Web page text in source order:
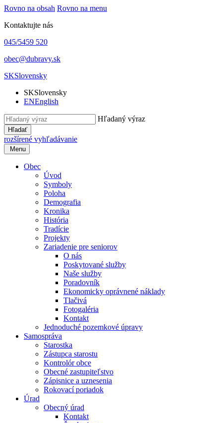
Rovno na obsah Rovno na menu
Kontaktujte nás
045/5459 520
obec@dubravy.sk
SKSlovensky
SKSlovensky
ENEnglish
Hľadaný výraz
Hľadať
rozšírené vyhľadávanie
Menu
Obec
Úvod
Symboly
Poloha
Demografia
Kronika
História
Tradície
Projekty
Zariadenie pre seniorov
O nás
Poskytované služby
Naše služby
Poradovník
Ekonomicky oprávnené náklady
Tlačivá
Fotogaléria
Kontakt
Jednoduché pozemkové úpravy
Samospráva
Starostka
Zástupca starostu
Kontrolór obce
Obecné zastupiteľstvo
Zápisnice a uznesenia
Rokovací poriadok
Úrad
Obecný úrad
Kontakt